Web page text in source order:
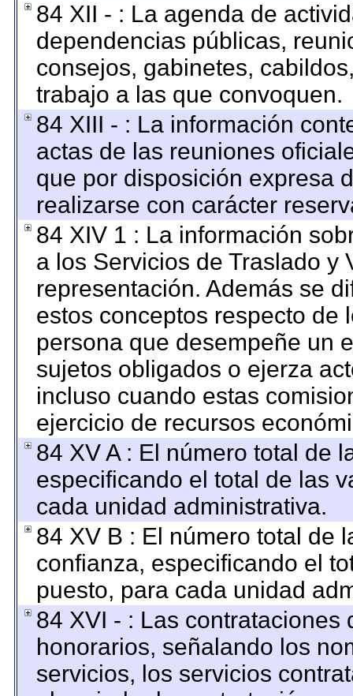
84 XII - : La agenda de
dependencias públicas,
consejos, gabinetes,
trabajo a las que convoquen.
84 XIII - : La información
actas de las reuniones
que por disposición expresa
realizarse con carácter
84 XIV 1 : La información
a los Servicios de Traslado y
representación. Además se
estos conceptos respecto de
persona que desempeñe un
sujetos obligados o ejerza
incluso cuando estas
ejercicio de recursos
84 XV A : El número total de
especificando el total de las
cada unidad administrativa.
84 XV B : El número total de
confianza, especificando el
puesto, para cada unidad
84 XVI - : Las
honorarios, señalando los
servicios, los servicios